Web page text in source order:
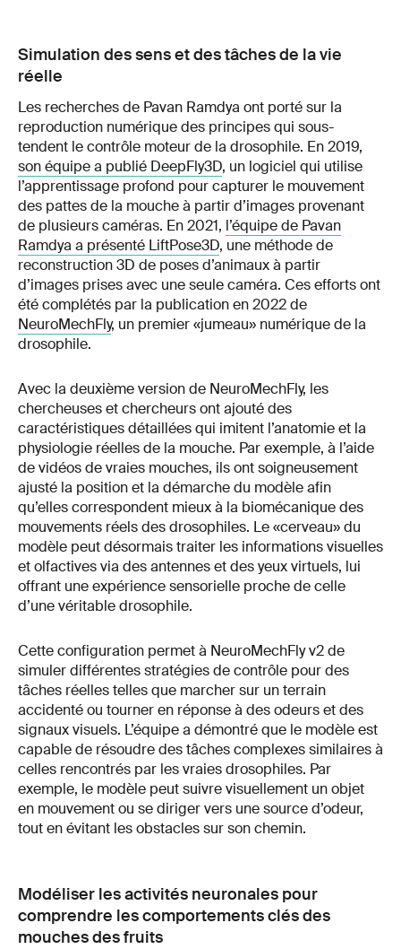
Simulation des sens et des tâches de la vie
réelle
Les recherches de Pavan Ramdya ont porté sur la
reproduction numérique des principes qui sous-
tendent le contrôle moteur de la drosophile. En 2019,
son équipe a publié DeepFly3D, un logiciel qui utilise
l’apprentissage profond pour capturer le mouvement
des pattes de la mouche à partir d’images provenant
de plusieurs caméras. En 2021, l’équipe de Pavan
Ramdya a présenté LiftPose3D, une méthode de
reconstruction 3D de poses d’animaux à partir
d’images prises avec une seule caméra. Ces efforts ont
été complétés par la publication en 2022 de
NeuroMechFly, un premier «jumeau» numérique de la
drosophile.
Avec la deuxième version de NeuroMechFly, les
chercheuses et chercheurs ont ajouté des
caractéristiques détaillées qui imitent l’anatomie et la
physiologie réelles de la mouche. Par exemple, à l’aide
de vidéos de vraies mouches, ils ont soigneusement
ajusté la position et la démarche du modèle afin
qu’elles correspondent mieux à la biomécanique des
mouvements réels des drosophiles. Le «cerveau» du
modèle peut désormais traiter les informations visuelles
et olfactives via des antennes et des yeux virtuels, lui
offrant une expérience sensorielle proche de celle
d’une véritable drosophile.
Cette configuration permet à NeuroMechFly v2 de
simuler différentes stratégies de contrôle pour des
tâches réelles telles que marcher sur un terrain
accidenté ou tourner en réponse à des odeurs et des
signaux visuels. L’équipe a démontré que le modèle est
capable de résoudre des tâches complexes similaires à
celles rencontrés par les vraies drosophiles. Par
exemple, le modèle peut suivre visuellement un objet
en mouvement ou se diriger vers une source d’odeur,
tout en évitant les obstacles sur son chemin.
Modéliser les activités neuronales pour
comprendre les comportements clés des
mouches des fruits